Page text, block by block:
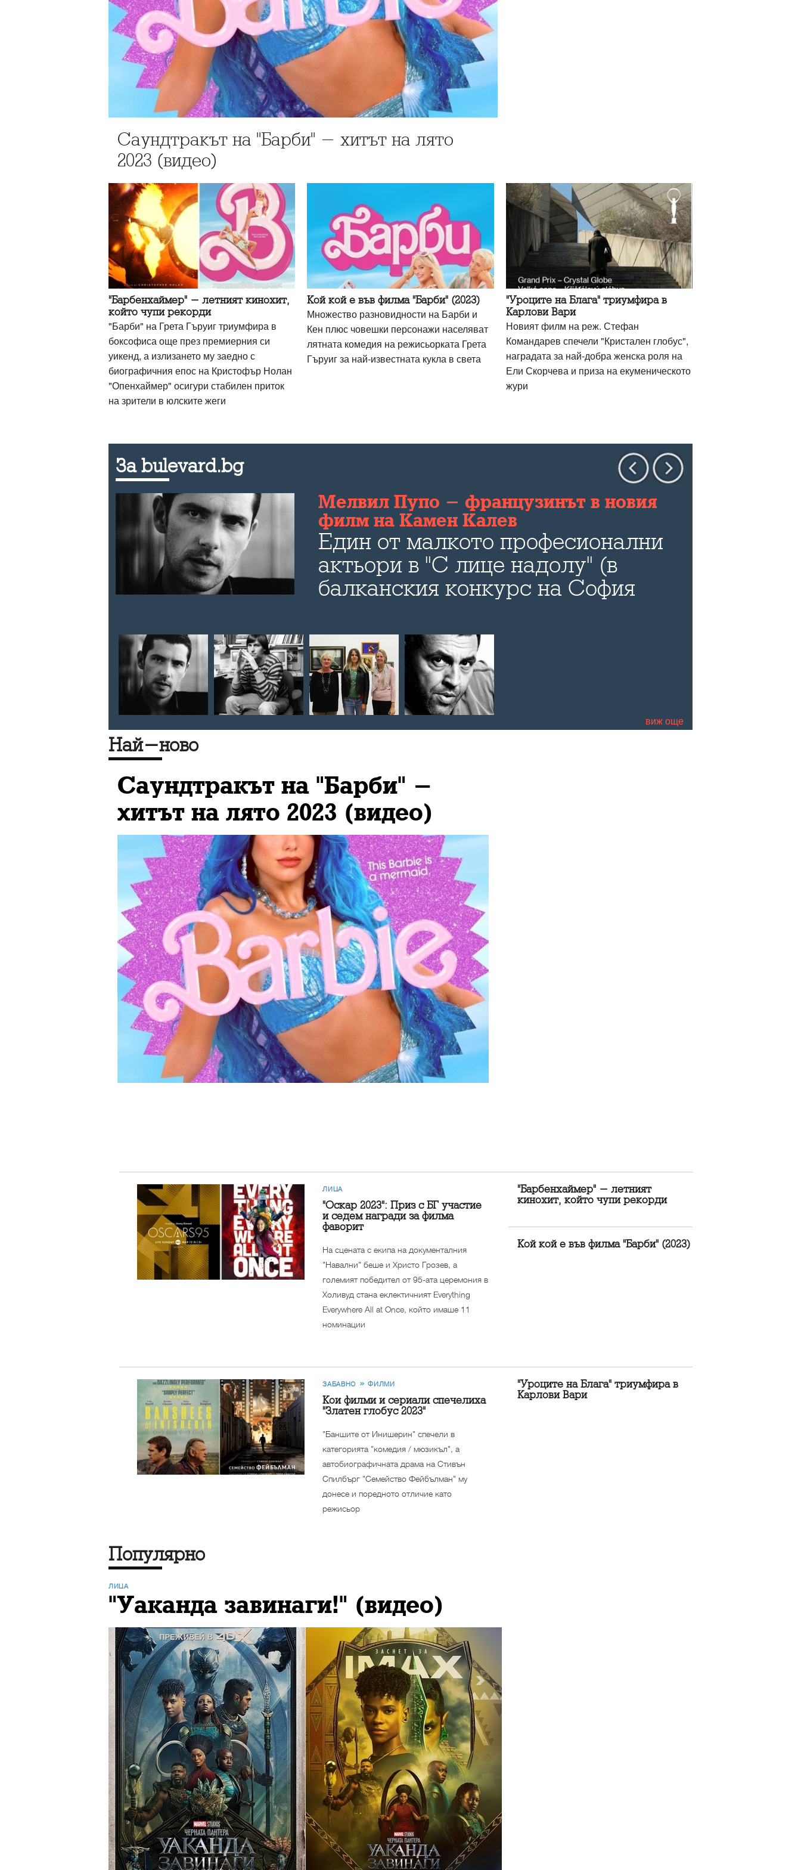
Саундтракът на "Барби" - хитът на лято
2023 (видео)
"Барбенхаймер" - летният кинохит,
който чупи рекорди
"Барби" на Грета Гъруиг триумфира в
боксофиса още през премиерния си
уикенд, а излизането му заедно с
биографичния епос на Кристофър Нолан
"Опенхаймер" осигури стабилен приток
на зрители в юлските жеги
Кой кой е във филма "Барби" (2023)
Множество разновидности на Барби и
Кен плюс човешки персонажи населяват
лятната комедия на режисьорката Грета
Гъруиг за най-известната кукла в света
"Уроците на Блага" триумфира в
Карлови Вари
Новият филм на реж. Стефан
Командарев спечели "Кристален глобус",
наградата за най-добра женска роля на
Ели Скорчева и приза на екуменическото
жури
За bulevard.bg
Мелвил Пупо - французинът в новия
филм на Камен Калев
Един от малкото професионални
актьори в "С лице надолу" (в
балканския конкурс на София
Bulevard.bg за себе си и своите
роли, рокмузиката, чалгата и
предизвикателството да се снима
с натуршчици в България
виж още
Най-ново
Саундтракът на "Барби" -
хитът на лято 2023 (видео)
ЛИЦА
"Оскар 2023": Приз с БГ участие
и седем награди за филма
фаворит
На сцената с екипа на документалния
"Навални" беше и Христо Грозев, а
големият победител от 95-ата церемония в
Холивуд стана еклектичният Everything
Everywhere All at Once, който имаше 11
номинации
"Барбенхаймер" - летният
кинохит, който чупи рекорди
Кой кой е във филма "Барби" (2023)
ЗАБАВНО ФИЛМИ
Кои филми и сериали спечелиха
"Златен глобус 2023"
"Баншите от Инишерин" спечели в
категорията "комедия / мюзикъл", а
автобиографичната драма на Стивън
Спилбърг "Семейство Фейбълман" му
донесе и поредното отличие като
режисьор
"Уроците на Блага" триумфира в
Карлови Вари
Популярно
ЛИЦА
"Уаканда завинаги!" (видео)